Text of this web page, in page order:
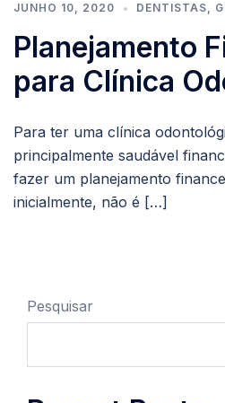
JUNHO 10, 2020 DENTISTAS,
Planejamento
para Clínica
Para ter uma clínica
principalmente saudável
fazer um planejamento
inicialmente, não é […]
Pesquisar